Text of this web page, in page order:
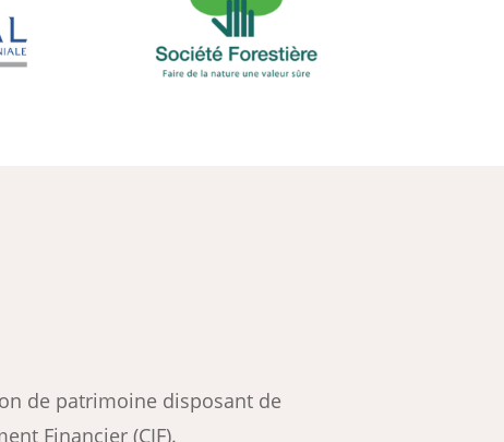
de patrimoine disposant de
Financier (CIF).